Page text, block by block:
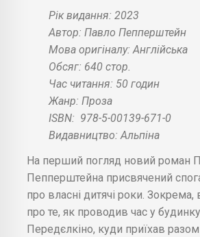
Рік видання: 2023
Автор: Павло Пепперштейн
Мова оригіналу: Англійська
Обсяг: 640 стор.
Час читання: 50 годин
Жанр: Проза
ISBN: 978-5-00139-671-0
Видавництво: Альпіна
На перший погляд новий роман
Пепперштейна присвячений
про власні дитячі роки. Зокрема,
про те, як проводив час у
Передєлкіно, куди приїхав